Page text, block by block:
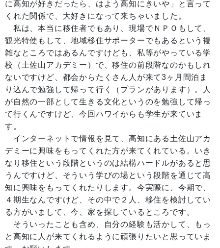
に高知が好きだったら、はよう高知にきいや」と言って
くれた関係で、大好きになって来ちゃいました。
私は、本当に移住者でもあり、現場でＮＰＯもして、
観光特使もして、地域移住サポーターでもあるという複
雑なところではあるんですけども、私等がやっている学
校（土佐山アカデミー）で、移住の前段階なのかもしれ
ないですけど、都会からたくさん人が来て3ヶ月間泊ま
り込んで勉強して帰って行く（プランがあります）。人
が自然の一部として生きる文化というのを勉強して帰っ
て行くんですけど、今回ハワイからも学生が来ていま
す。
インターネットで情報を見て、高知にある土佐山アカ
デミーに興味をもってくれた方が来てくれている。いき
なり移住という段階というのは結構ハードルがあると思
うんですけど、そういう学びの場という段階を通じて高
知に興味をもってくれたりします。今実際に、今期で、
４期生なんですけど、その中で２人、移住を検討してい
る方がいまして、今、家を探しているところです。
そういったことも含め、自分の経験も活かして、もっ
と高知に人が来てくれるように頑張りたいと思っていま